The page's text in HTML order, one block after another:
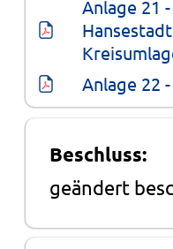
Anlage 21
Anlage 22
Beschluss:
geändert